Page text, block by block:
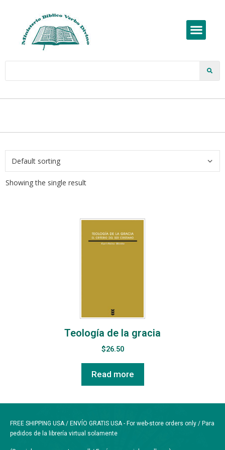
Showing the single result
Teología de la gracia
$26.50
Read more
FREE SHIPPING USA / ENVÍO GRATIS USA - For web-store orders only / Para
pedidos de la librería virtual solamente